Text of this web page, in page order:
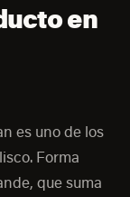
en
es uno de los
Forma
que suma